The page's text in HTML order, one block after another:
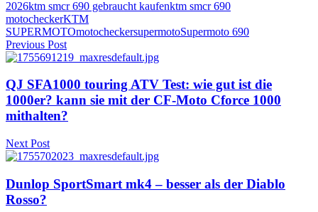
2026ktm smcr 690 gebraucht kaufenktm smcr 690
motocheckerKTM
SUPERMOTOmotocheckersupermotoSupermoto 690
Previous Post
QJ SFA1000 touring ATV Test: wie gut ist die
1000er? kann sie mit der CF-Moto Cforce 1000
mithalten?
Next Post
Dunlop SportSmart mk4 – besser als der Diablo
Rosso?